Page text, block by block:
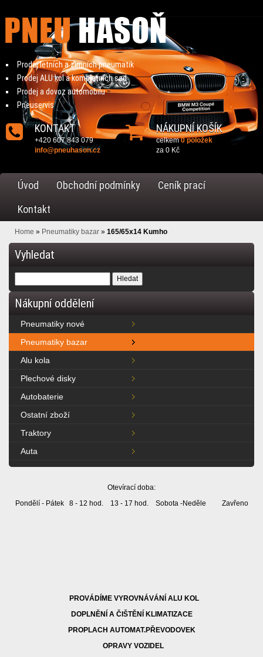
Prodej letních a zimních pneumatik
Prodej ALU kol a kompletních sad
Prodej a dovoz automobilu
Pneuservis
KONTAKT
+420 607 843 079
info@pneuhason.cz
NÁKUPNÍ KOŠÍK
celkem0 položek
za 0 Kč
Úvod Obchodní podmínky
Ceník prací
Kontakt
Home » Pneumatiky bazar » 165/65x14 Kumho
Vyhledat
Nákupní oddělení
Pneumatiky nové
Pneumatiky bazar
Alu kola
Plechové disky
Autobaterie
Ostatní zboží
Traktory
Auta
Otevírací doba:
Pondělí - Pátek 8 - 12 hod. 13 - 17 hod. Sobota -Neděle Zavřeno
PROVÁDÍME VYROVNÁVÁNÍ ALU KOL
DOPLNĚNÍ A ČIŠTĚNÍ KLIMATIZACE
PROPLACH AUTOMAT.PŘEVODOVEK
OPRAVY VOZIDEL